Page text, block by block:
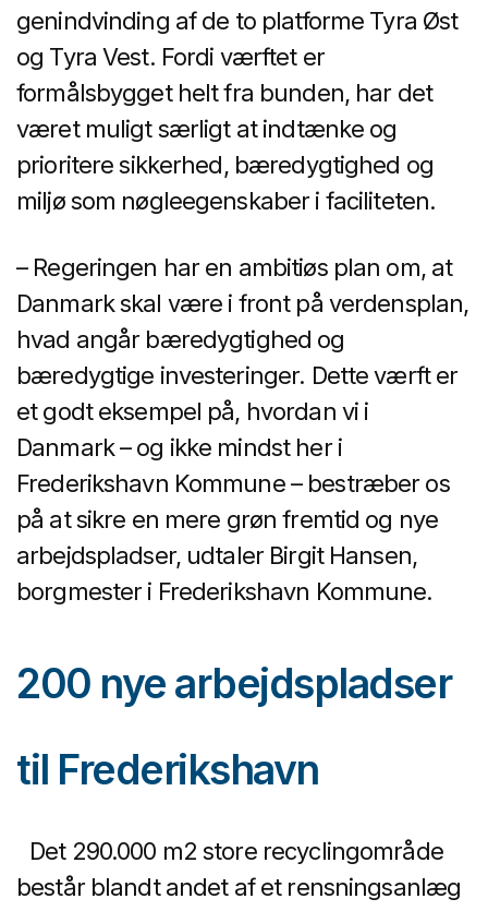
genindvinding af de to platforme Tyra Øst
og Tyra Vest. Fordi værftet er
formålsbygget helt fra bunden, har det
været muligt særligt at indtænke og
prioritere sikkerhed, bæredygtighed og
miljø som nøgleegenskaber i faciliteten.
– Regeringen har en ambitiøs plan om, at
Danmark skal være i front på verdensplan,
hvad angår bæredygtighed og
bæredygtige investeringer. Dette værft er
et godt eksempel på, hvordan vi i
Danmark – og ikke mindst her i
Frederikshavn Kommune – bestræber os
på at sikre en mere grøn fremtid og nye
arbejdspladser, udtaler Birgit Hansen,
borgmester i Frederikshavn Kommune.
200 nye arbejdspladser
til Frederikshavn
Det 290.000 m2 store recyclingområde
består blandt andet af et rensningsanlæg